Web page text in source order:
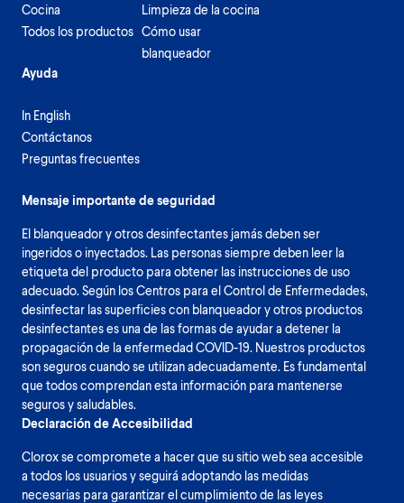
Cocina
Todos los productos
Limpieza de la cocina
Cómo usar
blanqueador
Ayuda
In English
Contáctanos
Preguntas frecuentes
Mensaje importante de seguridad
El blanqueador y otros desinfectantes jamás deben ser
ingeridos o inyectados. Las personas siempre deben leer la
etiqueta del producto para obtener las instrucciones de uso
adecuado. Según los Centros para el Control de Enfermedades,
desinfectar las superficies con blanqueador y otros productos
desinfectantes es una de las formas de ayudar a detener la
propagación de la enfermedad COVID-19. Nuestros productos
son seguros cuando se utilizan adecuadamente. Es fundamental
que todos comprendan esta información para mantenerse
seguros y saludables.
Declaración de Accesibilidad
Clorox se compromete a hacer que su sitio web sea accesible
a todos los usuarios y seguirá adoptando las medidas
necesarias para garantizar el cumplimiento de las leyes